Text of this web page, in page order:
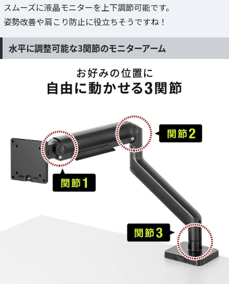
スムーズに液晶モニターを上下調節可能です。
姿勢改善や肩こり防止に役立ちそうですね！
水平に調整可能な3関節のモニターアーム